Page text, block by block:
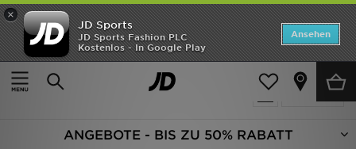
×
JD Sports
JD Sports Fashion PLC
Kostenlos - In Google Play
Ansehen
Startseite
Ausverkauf
verfeinern
2921 Produkte
ANGEBOTE - BIS ZU 50% RABATT
Startseite
ANGEBOTE
Neuheiten